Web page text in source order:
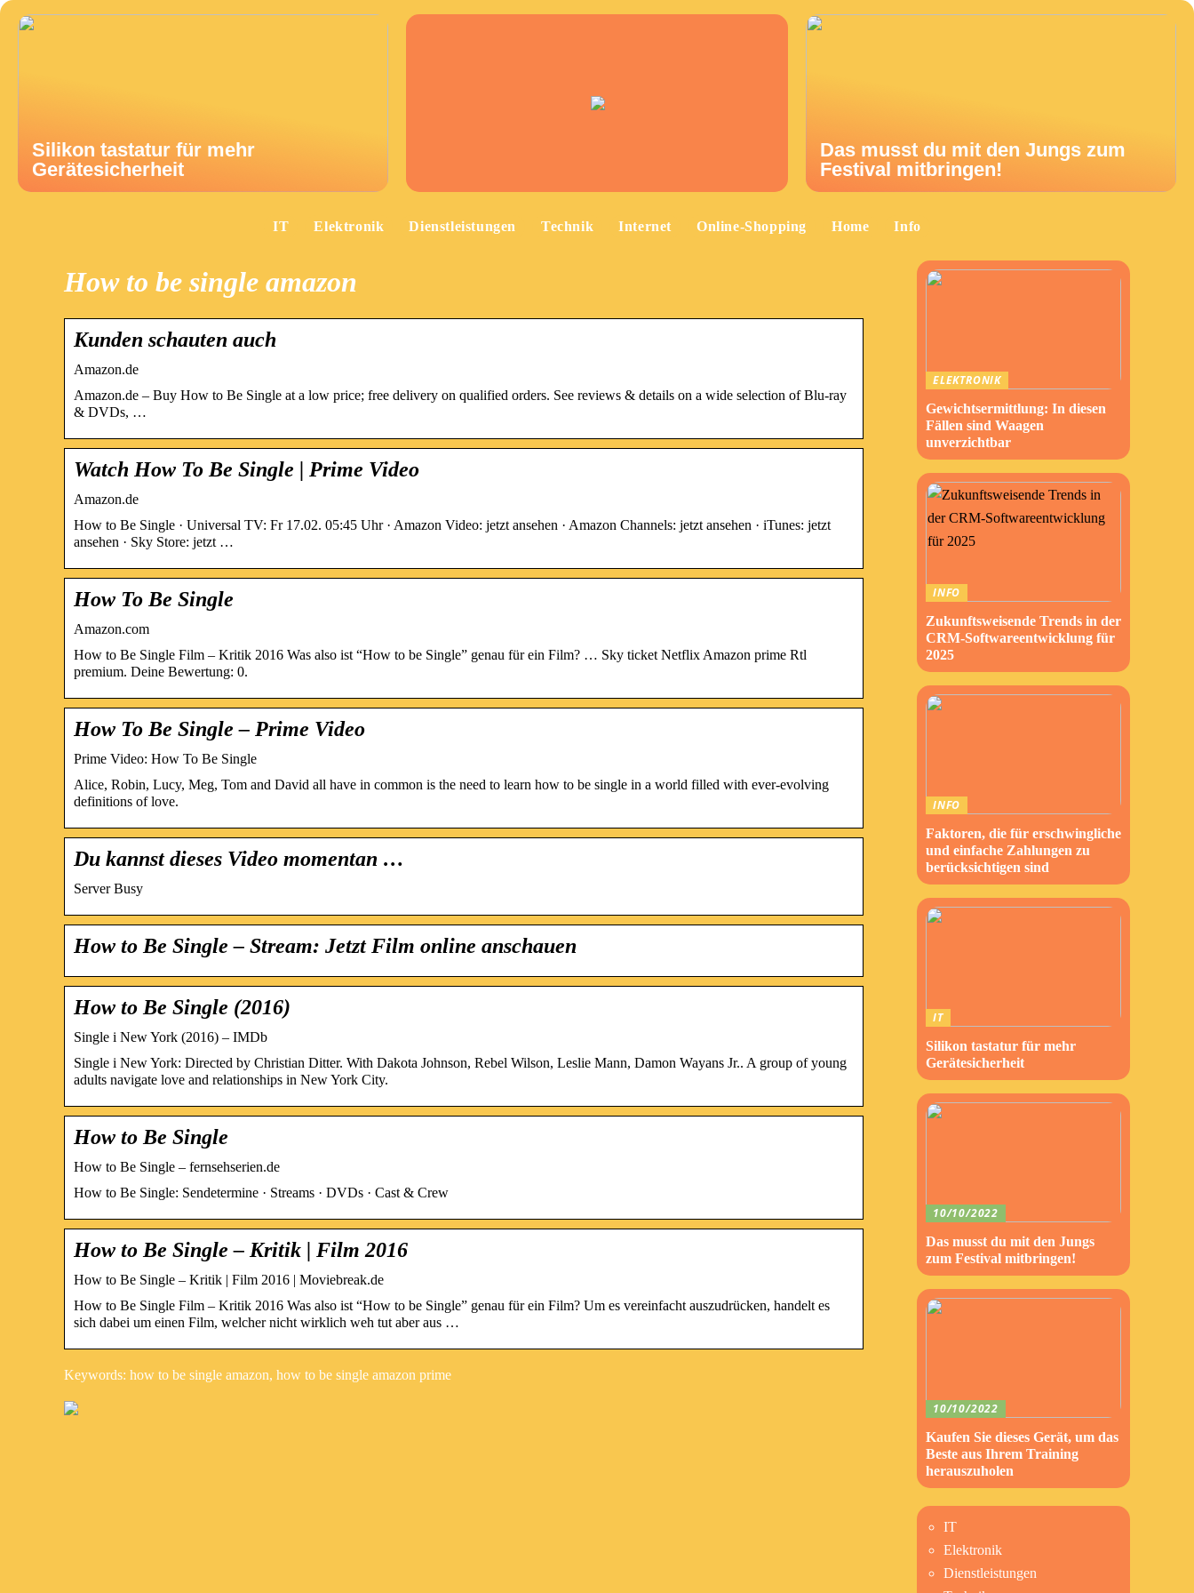
Silikon tastatur für mehr
Gerätesicherheit
Das musst du mit den Jungs zum
Festival mitbringen!
IT Elektronik Dienstleistungen Technik Internet Online-Shopping Home Info
How to be single amazon
Kunden schauten auch
Amazon.de
Amazon.de – Buy How to Be Single at a low price; free delivery on qualified orders. See reviews & details on a wide selection of Blu-ray
& DVDs, …
Watch How To Be Single | Prime Video
Amazon.de
How to Be Single · Universal TV: Fr 17.02. 05:45 Uhr · Amazon Video: jetzt ansehen · Amazon Channels: jetzt ansehen · iTunes: jetzt
ansehen · Sky Store: jetzt …
How To Be Single
Amazon.com
How to Be Single Film – Kritik 2016 Was also ist “How to be Single” genau für ein Film? … Sky ticket Netflix Amazon prime Rtl
premium. Deine Bewertung: 0.
How To Be Single – Prime Video
Prime Video: How To Be Single
Alice, Robin, Lucy, Meg, Tom and David all have in common is the need to learn how to be single in a world filled with ever-evolving
definitions of love.
Du kannst dieses Video momentan …
Server Busy
How to Be Single – Stream: Jetzt Film online anschauen
How to Be Single (2016)
Single i New York (2016) – IMDb
Single i New York: Directed by Christian Ditter. With Dakota Johnson, Rebel Wilson, Leslie Mann, Damon Wayans Jr.. A group of young
adults navigate love and relationships in New York City.
How to Be Single
How to Be Single – fernsehserien.de
How to Be Single: Sendetermine · Streams · DVDs · Cast & Crew
How to Be Single – Kritik | Film 2016
How to Be Single – Kritik | Film 2016 | Moviebreak.de
How to Be Single Film – Kritik 2016 Was also ist “How to be Single” genau für ein Film? Um es vereinfacht auszudrücken, handelt es
sich dabei um einen Film, welcher nicht wirklich weh tut aber aus …
Keywords: how to be single amazon, how to be single amazon prime
ELEKTRONIK
Gewichtsermittlung: In diesen
Fällen sind Waagen
unverzichtbar
INFO
Zukunftsweisende Trends in der
CRM-Softwareentwicklung für
2025
INFO
Faktoren, die für erschwingliche
und einfache Zahlungen zu
berücksichtigen sind
IT
Silikon tastatur für mehr
Gerätesicherheit
10/10/2022
Das musst du mit den Jungs
zum Festival mitbringen!
10/10/2022
Kaufen Sie dieses Gerät, um das
Beste aus Ihrem Training
herauszuholen
IT
Elektronik
Dienstleistungen